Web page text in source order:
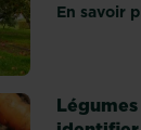
En savoir